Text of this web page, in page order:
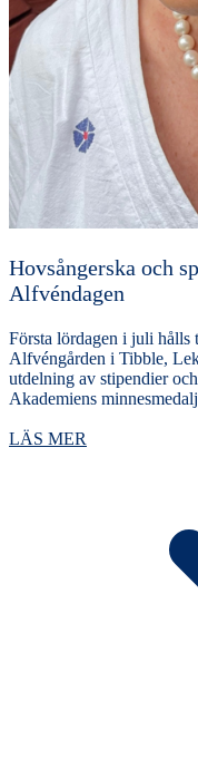
Hovsångerska och
Alfvéndagen
Första lördagen i juli hålls
Alfvéngården i Tibble,
utdelning av stipendier
Akademiens
LÄS MER